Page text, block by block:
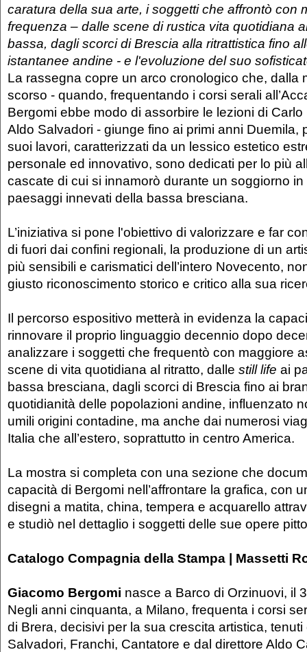
caratura della sua arte, i soggetti che affrontò con
frequenza – dalle scene di rustica vita quotidiana
bassa, dagli scorci di Brescia alla ritrattistica fino
istantanee andine - e l'evoluzione del suo
La rassegna copre un arco cronologico che, dalla
scorso - quando, frequentando i corsi serali
Bergomi ebbe modo di assorbire le lezioni di
Aldo Salvadori - giunge fino ai primi anni Duemila,
suoi lavori, caratterizzati da un lessico estetico
personale ed innovativo, sono dedicati per lo più
cascate di cui si innamorò durante un soggiorno
paesaggi innevati della bassa bresciana.
L’iniziativa si pone l'obiettivo di valorizzare e far
di fuori dai confini regionali, la produzione di un
più sensibili e carismatici dell’intero Novecento,
giusto riconoscimento storico e critico alla sua
Il percorso espositivo metterà in evidenza la
rinnovare il proprio linguaggio decennio dopo
analizzare i soggetti che frequentò con maggiore
scene di vita quotidiana al ritratto, dalle still life ai
bassa bresciana, dagli scorci di Brescia fino ai
quotidianità delle popolazioni andine, influenzato
umili origini contadine, ma anche dai numerosi
Italia che all’estero, soprattutto in centro America.
La mostra si completa con una sezione che
capacità di Bergomi nell’affrontare la grafica, con
disegni a matita, china, tempera e acquarello
e studiò nel dettaglio i soggetti delle sue opere
Catalogo Compagnia della Stampa | Massetti
Giacomo Bergomi nasce a Barco di Orzinuovi, il
Negli anni cinquanta, a Milano, frequenta i corsi
di Brera, decisivi per la sua crescita artistica,
Salvadori, Franchi, Cantatore e dal direttore Aldo